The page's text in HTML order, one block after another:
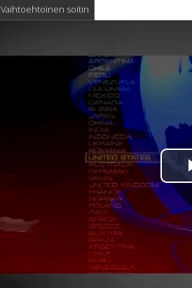
Vaihtoehtoinen soitin